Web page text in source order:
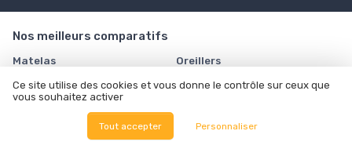
Nos meilleurs comparatifs
Matelas
Meilleurs Matelas en mousse à
mémoire de forme
Comparatif Matelas à ressorts
Oreillers
Meilleurs Oreillers à mémoire de
mémoire de forme
Ce site utilise des cookies et vous donne le contrôle sur ceux que
vous souhaitez activer
Tout accepter Personnaliser